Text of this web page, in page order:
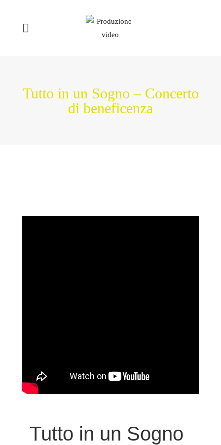
Tutto in un Sogno – Concerto
di beneficenza
Tutto in un Sogno